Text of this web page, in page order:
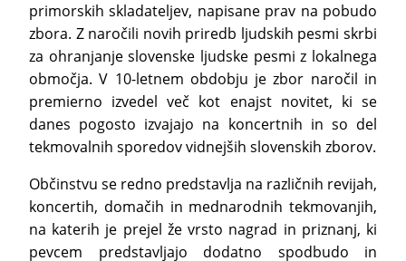
primorskih skladateljev, napisane prav na pobudo
zbora. Z naročili novih priredb ljudskih pesmi skrbi
za ohranjanje slovenske ljudske pesmi z lokalnega
območja. V 10-letnem obdobju je zbor naročil in
premierno izvedel več kot enajst novitet, ki se
danes pogosto izvajajo na koncertnih in so del
tekmovalnih sporedov vidnejših slovenskih zborov.
Občinstvu se redno predstavlja na različnih revijah,
koncertih, domačih in mednarodnih tekmovanjih,
na katerih je prejel že vrsto nagrad in priznanj, ki
pevcem predstavljajo dodatno spodbudo in